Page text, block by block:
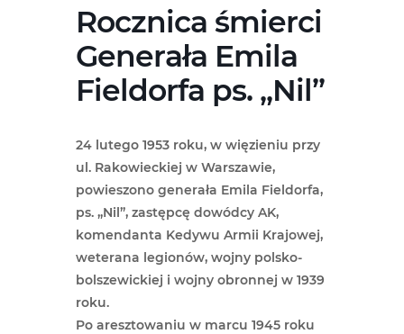
Rocznica śmierci
Generała Emila
Fieldorfa ps. „Nil”
24 lutego 1953 roku, w więzieniu przy
ul. Rakowieckiej w Warszawie,
powieszono generała Emila Fieldorfa,
ps. „Nil”, zastępcę dowódcy AK,
komendanta Kedywu Armii Krajowej,
weterana legionów, wojny polsko-
bolszewickiej i wojny obronnej w 1939
roku.
Po aresztowaniu w marcu 1945 roku